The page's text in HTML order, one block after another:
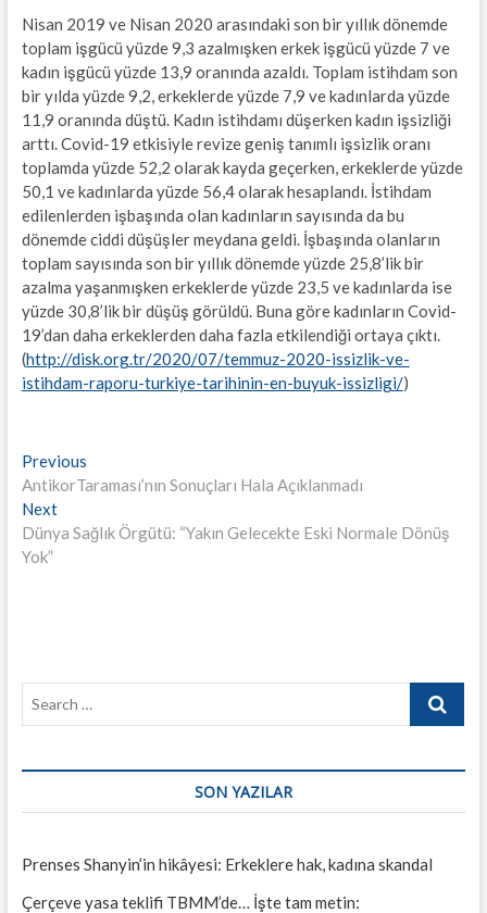
Nisan 2019 ve Nisan 2020 arasındaki son bir yıllık dönemde
toplam işgücü yüzde 9,3 azalmışken erkek işgücü yüzde 7 ve
kadın işgücü yüzde 13,9 oranında azaldı. Toplam istihdam son
bir yılda yüzde 9,2, erkeklerde yüzde 7,9 ve kadınlarda yüzde
11,9 oranında düştü. Kadın istihdamı düşerken kadın işsizliği
arttı. Covid-19 etkisiyle revize geniş tanımlı işsizlik oranı
toplamda yüzde 52,2 olarak kayda geçerken, erkeklerde yüzde
50,1 ve kadınlarda yüzde 56,4 olarak hesaplandı. İstihdam
edilenlerden işbaşında olan kadınların sayısında da bu
dönemde ciddi düşüşler meydana geldi. İşbaşında olanların
toplam sayısında son bir yıllık dönemde yüzde 25,8’lik bir
azalma yaşanmışken erkeklerde yüzde 23,5 ve kadınlarda ise
yüzde 30,8’lik bir düşüş görüldü. Buna göre kadınların Covid-
19’dan daha erkeklerden daha fazla etkilendiği ortaya çıktı.
(http://disk.org.tr/2020/07/temmuz-2020-issizlik-ve-
istihdam-raporu-turkiye-tarihinin-en-buyuk-issizligi/)
Yazı
gezinmesi
PreviousPrevious
post:
AntikorTaraması’nın Sonuçları Hala Açıklanmadı
NextNext
post:
Dünya Sağlık Örgütü: “Yakın Gelecekte Eski Normale Dönüş
Yok”
Search
SON YAZILAR
Prenses Shanyin’in hikâyesi: Erkeklere hak, kadına skandal
Çerçeve yasa teklifi TBMM’de… İşte tam metin: